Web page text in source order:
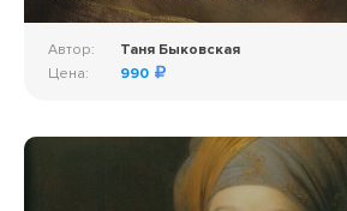
Автор:
Таня Быковская
Цена:
990